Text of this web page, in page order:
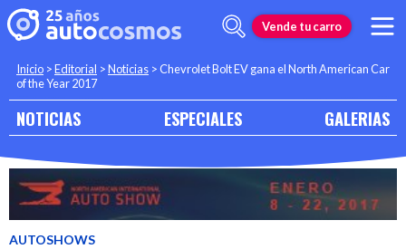
Vende tu carro
Inicio >Editorial >Noticias >Chevrolet Bolt EV gana el North American Car
of the Year 2017
NOTICIAS ESPECIALES GALERIAS
AUTOSHOWS